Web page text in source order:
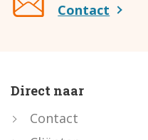
Contact
Direct naar
Contact